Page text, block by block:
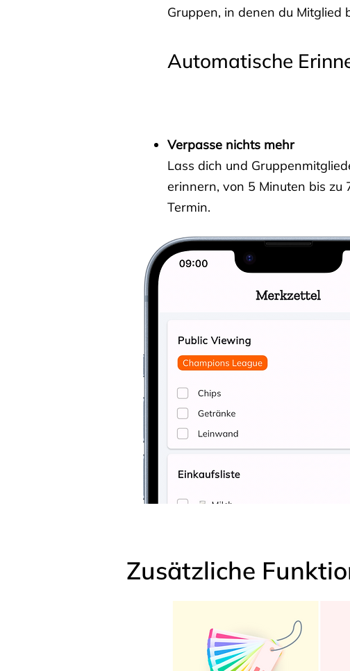
Gruppen, in denen du Mitglied
Automatische
Verpasse nichts mehr
Lass dich und
erinnern, von 5 Minuten bis zu
Termin.
Zusätzliche